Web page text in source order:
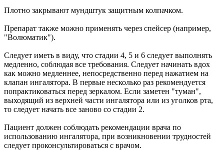
Плотно закрывают мундштук защитным колпачком.
Препарат также можно применять через спейсер (например,
"Волюматик").
Следует иметь в виду, что стадии 4, 5 и 6 следует выполнять
медленно, соблюдая все требования. Следует начинать вдох
как можно медленнее, непосредственно перед нажатием на
клапан ингалятора. В первые несколько раз рекомендуется
попрактиковаться перед зеркалом. Если заметен "туман",
выходящий из верхней части ингалятора или из уголков рта,
то следует начать все заново со стадии 2.
Пациент должен соблюдать рекомендации врача по
использованию ингалятора, при возникновении трудностей
следует проконсультироваться с врачом.